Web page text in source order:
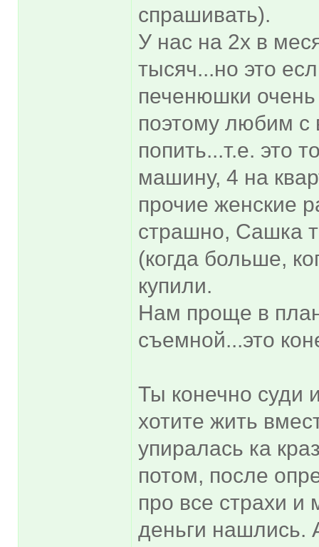
спрашивать).
У нас на 2х в
тысяч...но это
печенюшки
поэтому любим с
попить...т.е. это
машину, 4 на
прочие женские
страшно, Сашка
(когда больше,
купили.
Нам проще в
съемной...это
Ты конечно суди
хотите жить
упиралась ка
потом, после
про все страхи и
деньги нашлись.